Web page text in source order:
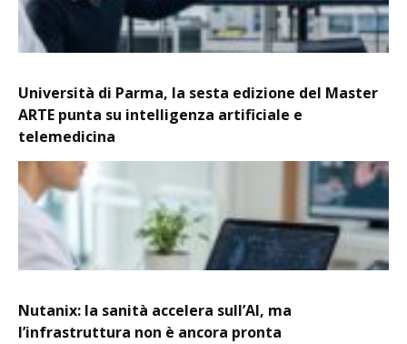
Università di Parma, la sesta edizione del Master
ARTE punta su intelligenza artificiale e
telemedicina
Nutanix: la sanità accelera sull’AI, ma
l’infrastruttura non è ancora pronta